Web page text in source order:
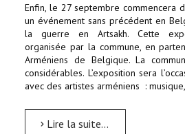
Enfin, le 27 septembre commencera
un événement sans précédent en
la guerre en Artsakh. Cette
organisée par la commune, en
Arméniens de Belgique. La
considérables. L’exposition sera
avec des artistes arméniens :
Lire la suite...